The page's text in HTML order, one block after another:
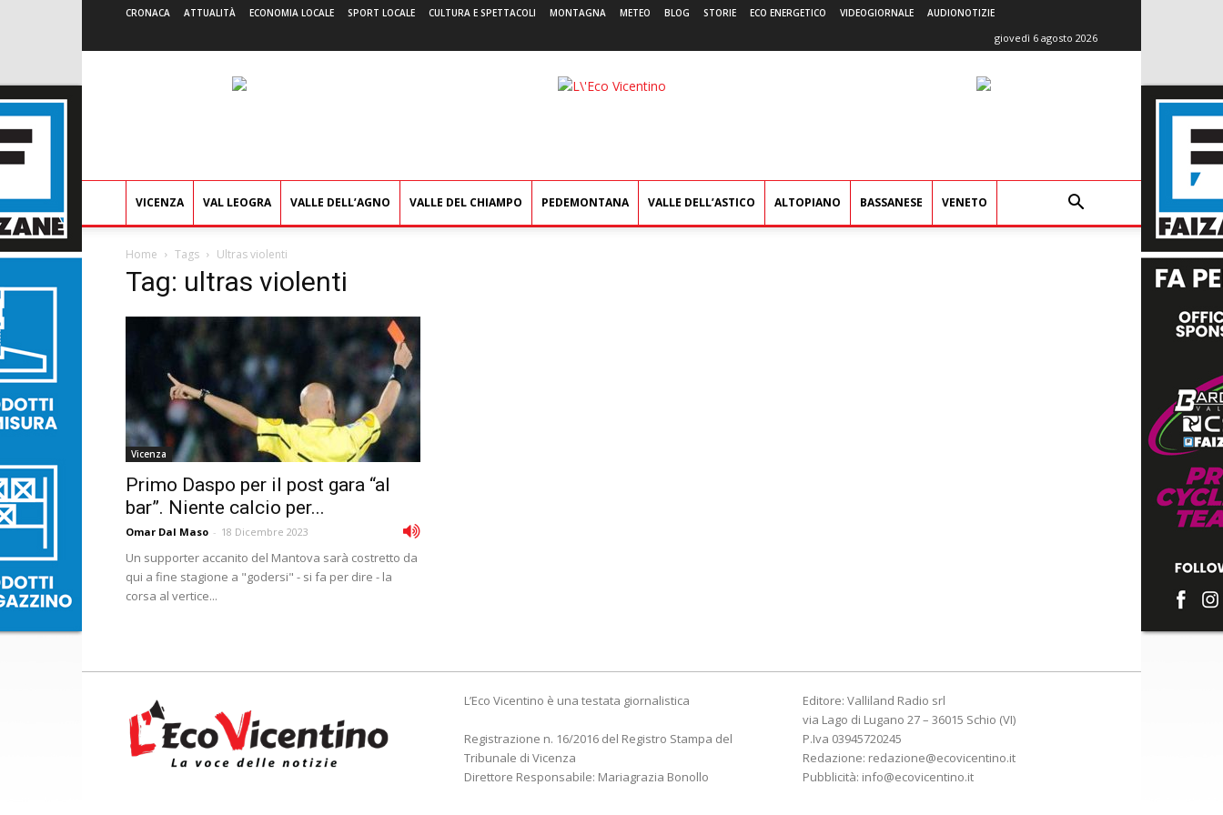
CRONACA ATTUALITÀ ECONOMIA LOCALE SPORT LOCALE CULTURA E SPETTACOLI MONTAGNA METEO BLOG STORIE ECO ENERGETICO VIDEOGIORNALE AUDIONOTIZIE
giovedì 6 agosto 2026
L'Eco
VICENZA VAL LEOGRA VALLE DELL’AGNO VALLE DEL CHIAMPO PEDEMONTANA VALLE DELL’ASTICO ALTOPIANO BASSANESE VENETO
Home Tags Ultras violenti
Tag: ultras violenti
Vicenza
Primo Daspo per il post gara “al
bar”. Niente calcio per...
Omar Dal Maso - 18 Dicembre 2023
Un supporter accanito del Mantova sarà costretto da
qui a fine stagione a "godersi" - si fa per dire - la
corsa al vertice...
L’Eco Vicentino è una testata giornalistica
Registrazione n. 16/2016 del Registro Stampa del
Tribunale di Vicenza
Direttore Responsabile: Mariagrazia Bonollo
Editore: Valliland Radio srl
via Lago di Lugano 27 – 36015 Schio (VI)
P.Iva 03945720245
Redazione: redazione@ecovicentino.it
Pubblicità: info@ecovicentino.it